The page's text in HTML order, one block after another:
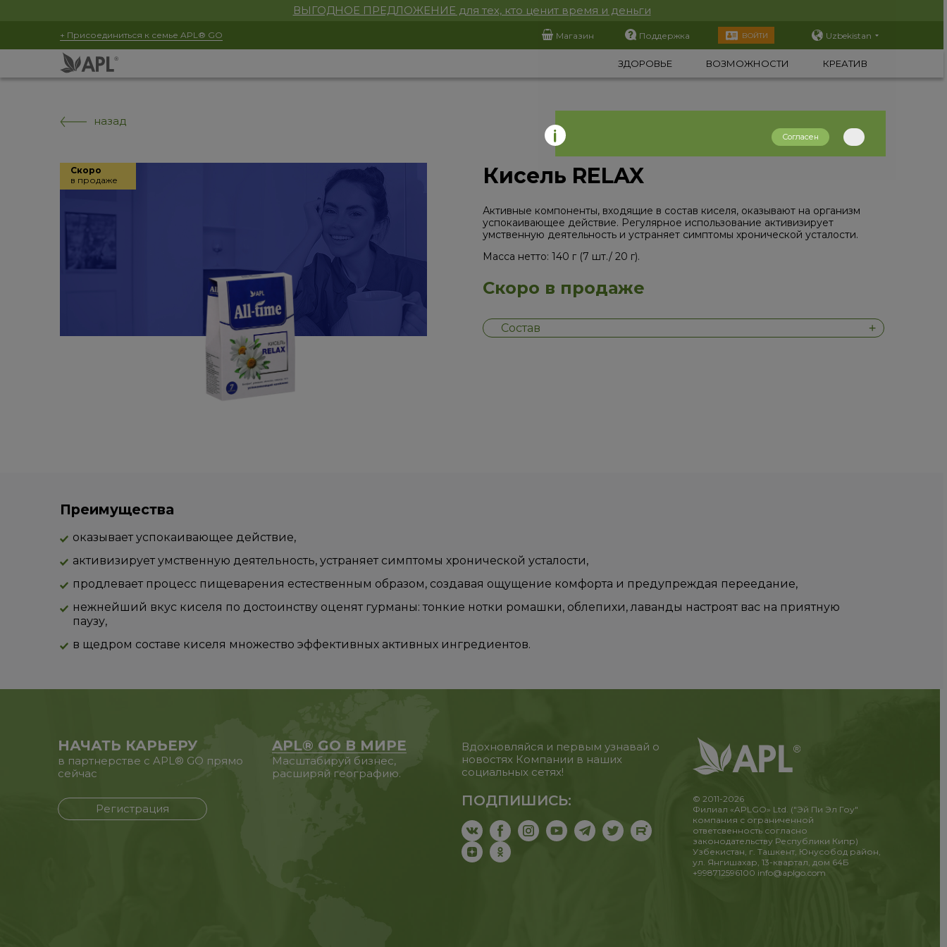
ВЫГОДНОЕ ПРЕДЛОЖЕНИЕ для тех, кто ценит время и деньги
+ Присоединиться к семье APL® GO Магазин Поддержка ВОЙТИ Uzbekistan
ЗДОРОВЬЕ ВОЗМОЖНОСТИ КРЕАТИВ
назад
Скоро
в продаже
Кисель RELAX
Активные компоненты, входящие в состав киселя, оказывают на организм
успокаивающее действие. Регулярное использование активизирует
умственную деятельность и устраняет симптомы хронической усталости.
Масса нетто: 140 г (7 шт./ 20 г).
Скоро в продаже
Состав
Преимущества
оказывает успокаивающее действие,
активизирует умственную деятельность, устраняет симптомы хронической усталости,
продлевает процесс пищеварения естественным образом, создавая ощущение комфорта и предупреждая переедание,
нежнейший вкус киселя по достоинству оценят гурманы: тонкие нотки ромашки, облепихи, лаванды настроят вас на приятную
паузу,
в щедром составе киселя множество эффективных активных ингредиентов.
НАЧАТЬ КАРЬЕРУ
в партнерстве с APL® GO прямо
сейчас
Регистрация
APL® GO В МИРЕ
Масштабируй бизнес,
расширяй географию.
Вдохновляйся и первым узнавай о
новостях Компании в наших
социальных сетях!
ПОДПИШИСЬ:
© 2011-2026
Филиал «APLGO» Ltd. ("Эй Пи Эл Гоу"
компания с ограниченной
ответсвенность согласно
законодательству Республики Кипр)
Узбекистан, г. Ташкент, Юнусобод район,
ул. Янгишахар, 13-квартал, дом 64Б
+998712596100 info@aplgo.com
Согласен